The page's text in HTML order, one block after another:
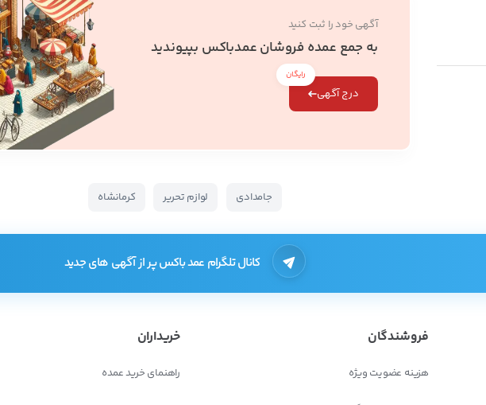
آگهی خود را ثبت کنید
به جمع عمده فروشان عمدباکس بپیوندید
درج آگهی
رایگان
جامدادی لوازم تحریر کرمانشاه
کانال تلگرام عمد باکس پر از آگهی های جدید
فروشندگان
هزینه عضویت ویژه
خریداران
راهنمای خرید عمده